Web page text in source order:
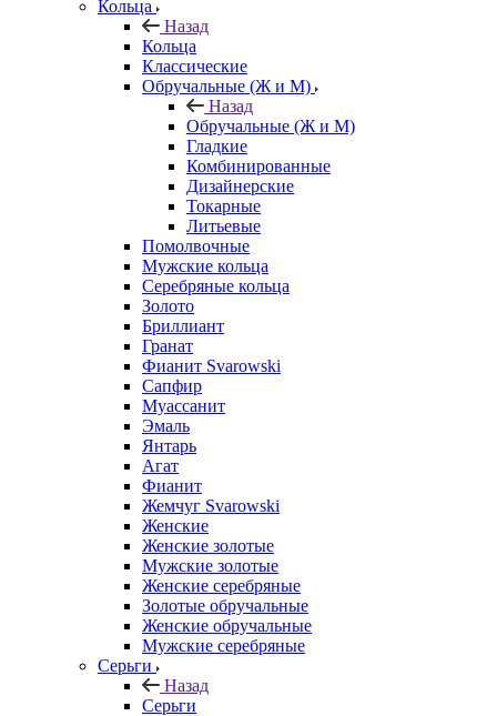
Кольца
Назад
Кольца
Классические
Обручальные (Ж и М)
Назад
Обручальные (Ж и М)
Гладкие
Комбинированные
Дизайнерские
Токарные
Литьевые
Помолвочные
Мужские кольца
Серебряные кольца
Золото
Бриллиант
Гранат
Фианит Svarowski
Сапфир
Муассанит
Эмаль
Янтарь
Агат
Фианит
Жемчуг Svarowski
Женские
Женские золотые
Мужские золотые
Женские серебряные
Золотые обручальные
Женские обручальные
Мужские серебряные
Серьги
Назад
Серьги